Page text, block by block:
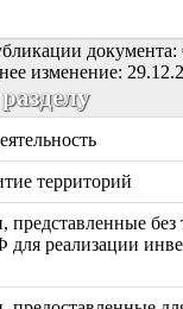
документа:
изменение:
территорий
представленные без
для реализации